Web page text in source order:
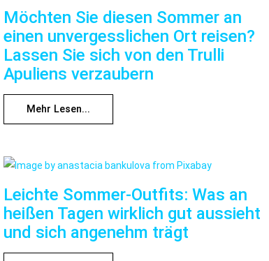
Möchten Sie diesen Sommer an
einen unvergesslichen Ort reisen?
Lassen Sie sich von den Trulli
Apuliens verzaubern
Mehr Lesen...
Leichte Sommer-Outfits: Was an
heißen Tagen wirklich gut aussieht
und sich angenehm trägt